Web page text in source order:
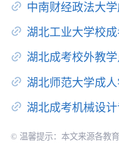
中南财经政法大
湖北工业大学校
湖北成考校外教
湖北师范大学成
湖北成考机械设
© 温馨提示：本文来源各教